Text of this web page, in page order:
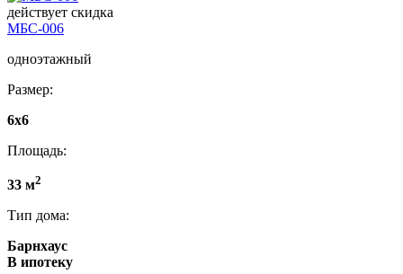
действует скидка
МБС-006
одноэтажный
Размер:
6х6
Площадь:
33 м2
Тип дома:
Барнхаус
В ипотеку